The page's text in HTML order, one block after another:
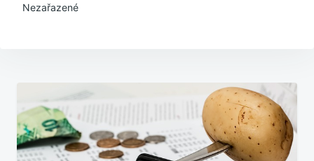
Nezařazené
Navigace
pro
příspěvek